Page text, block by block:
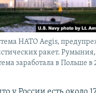
НАТО Aegis,
ракет. Румыния,
заработала в Польше в